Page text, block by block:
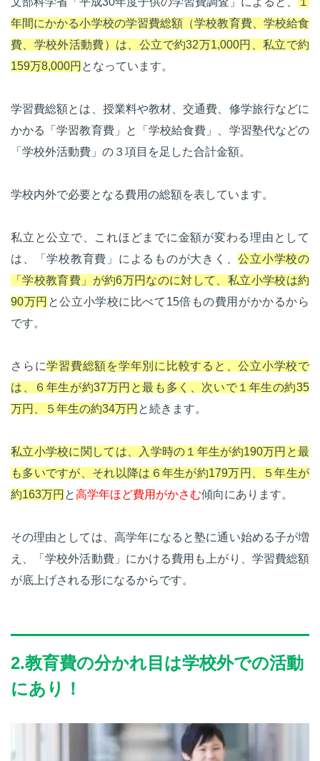
年間にかかる小学校の学習費総額（学校教育費、学校給食
費、学校外活動費）は、公立で約32万1,000円、私立で約
159万8,000円 となっています。
学習費総額とは、授業料や教材、交通費、修学旅行などに
かかる「学習教育費」と「学校給食費」、学習塾代などの
「学校外活動費」の３項目を足した合計金額。
学校内外で必要となる費用の総額を表しています。
私立と公立で、これほどまでに金額が変わる理由として
は、「学校教育費」によるものが大きく、公立小学校の
「学校教育費」が約6万円なのに対して、私立小学校は約
90万円 と公立小学校に比べて15倍もの費用がかかるから
です。
さらに学習費総額を学年別に比較すると、公立小学校で
は、６年生が約37万円と最も多く、次いで１年生の約35
万円、５年生の約34万円 と続きます。
私立小学校に関しては、入学時の１年生が約190万円と最
も多いですが、それ以降は６年生が約179万円、５年生が
約163万円 と 高学年ほど費用がかさむ傾向にあります。
その理由としては、高学年になると塾に通い始める子が増
え、「学校外活動費」にかける費用も上がり、学習費総額
が底上げされる形になるからです。
2.教育費の分かれ目は学校外での活動
にあり！